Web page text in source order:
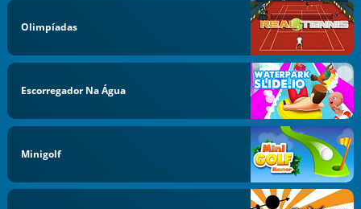
Olimpíadas
Escorregador Na Água
Minigolf